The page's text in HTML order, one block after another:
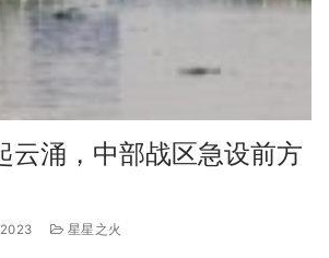
云涌，中部战区急设前方
星星之火